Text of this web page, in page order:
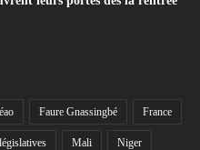
Faure Gnassingbé France
législatives Mali Niger